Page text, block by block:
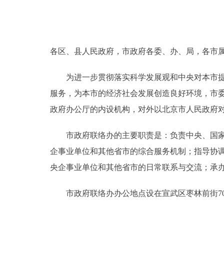
政策兑现
决策公开
政务服务
个人服务
便民服务
中介服务
各区、县人民政府，市政府各委、办、局，各市
为进一步贯彻落实科学发展观和中央对本市提
服务，为本市的经济社会发展创造良好环境，市
政府办公厅的内设机构，对外以北京市人民政府
市政府联络办的主要职责是：负责中央、国家
企事业单位和其他省市的综合服务机制；指导协
央企事业单位和其他省市的日常联系与交流；承
市政府联络办办公地点设在宣武区枣林前街70